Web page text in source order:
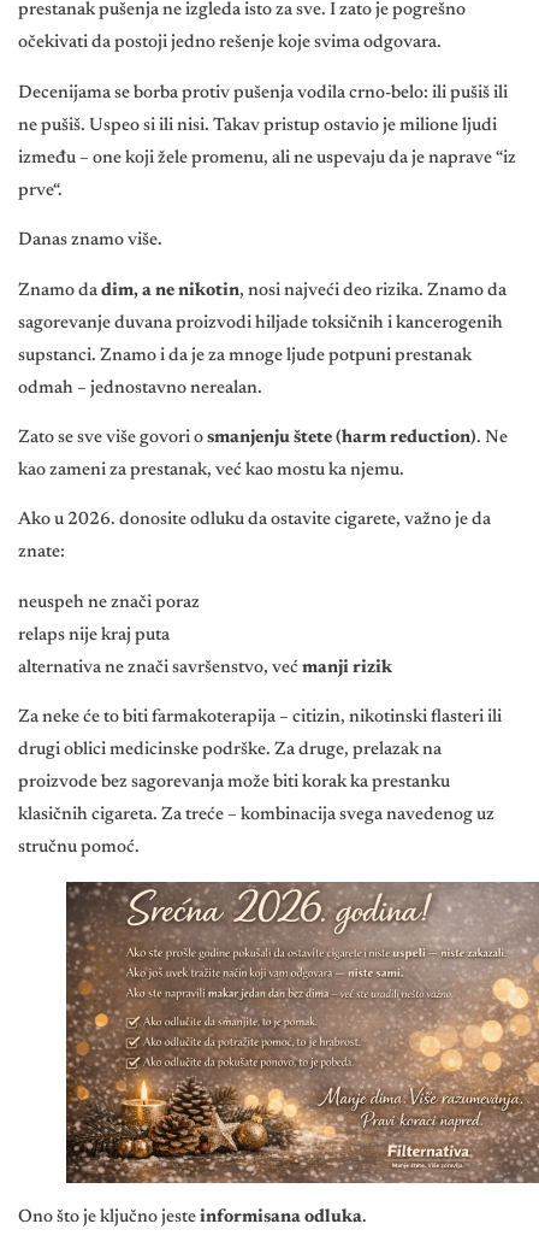
prestanak pušenja ne izgleda isto za sve. I zato je pogrešno
očekivati da postoji jedno rešenje koje svima odgovara.
Decenijama se borba protiv pušenja vodila crno-belo: ili pušiš ili
ne pušiš. Uspeo si ili nisi. Takav pristup ostavio je milione ljudi
između – one koji žele promenu, ali ne uspevaju da je naprave “iz
prve“.
Danas znamo više.
Znamo da dim, a ne nikotin, nosi najveći deo rizika. Znamo da
sagorevanje duvana proizvodi hiljade toksičnih i kancerogenih
supstanci. Znamo i da je za mnoge ljude potpuni prestanak
odmah – jednostavno nerealan.
Zato se sve više govori o smanjenju štete (harm reduction). Ne
kao zameni za prestanak, već kao mostu ka njemu.
Ako u 2026. donosite odluku da ostavite cigarete, važno je da
znate:
neuspeh ne znači poraz
relaps nije kraj puta
alternativa ne znači savršenstvo, već manji rizik
Za neke će to biti farmakoterapija – citizin, nikotinski flasteri ili
drugi oblici medicinske podrške. Za druge, prelazak na
proizvode bez sagorevanja može biti korak ka prestanku
klasičnih cigareta. Za treće – kombinacija svega navedenog uz
stručnu pomoć.
Ono što je ključno jeste informisana odluka.